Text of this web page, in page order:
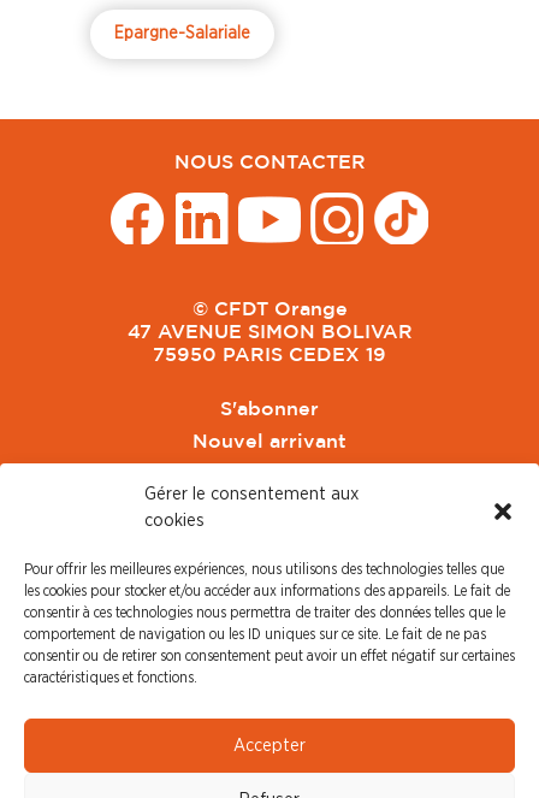
Gérer le consentement aux
cookies
Pour offrir les meilleures expériences, nous utilisons des technologies telles que
les cookies pour stocker et/ou accéder aux informations des appareils. Le fait de
consentir à ces technologies nous permettra de traiter des données telles que le
comportement de navigation ou les ID uniques sur ce site. Le fait de ne pas
consentir ou de retirer son consentement peut avoir un effet négatif sur certaines
caractéristiques et fonctions.
Accepter
Epargne-Salariale
NOUS CONTACTER
© CFDT Orange
47 AVENUE SIMON BOLIVAR
75950 PARIS CEDEX 19
S'abonner
Nouvel arrivant
CFDT Cadres
CFDT Retraités
L'UFFA
PRESSE
Communiqué de Presse